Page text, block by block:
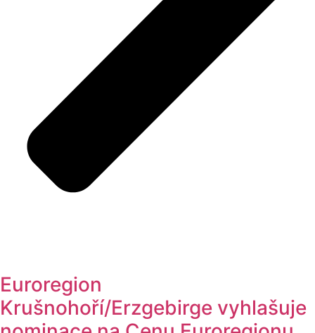
Euroregion
Krušnohoří/Erzgebirge vyhlašuje